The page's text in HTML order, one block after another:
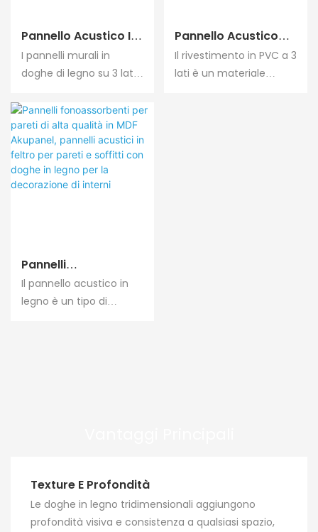
Pannello Acustico In
Feltro Impiallacciato
In Legno A 3 Lati
Fabbrica Per
Applicazioni Su
Pareti Di Grandi
Dimensioni
I pannelli murali in
doghe di legno su 3 lati
efficacemente le onde
sonore, riducendo i livelli
di rumore e creando un
ambiente più silenzioso.
Pannello Acustico
Insonorizzante In
PVC Con Diverse
Il rivestimento in PVC a 3
lati è un materiale
Pannelli
Fonoassorbenti Per
Pareti Di Alta Qualità
Il pannello acustico in
legno è un tipo di
acustico
fonoassorbente può
assorbire
Texture E Profondità
Le doghe in legno tridimensionali aggiungono
profondità visiva e consistenza a qualsiasi spazio,